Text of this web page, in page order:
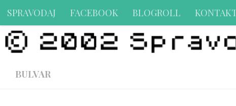
Preskočiť na obsah
SPRAVODAJ FACEBOOK BLOGROLL
BULVAR